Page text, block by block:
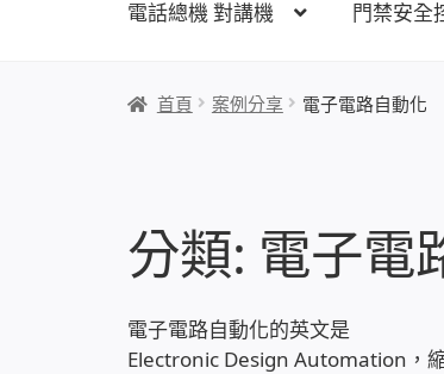
電話總機 對講機 門禁安全
首頁關於忠碁 電腦維修銷售 網路規
首頁 案例分享 電子電路自動化
分類: 電子電
電子電路自動化的英文是
Electronic Design Automation，